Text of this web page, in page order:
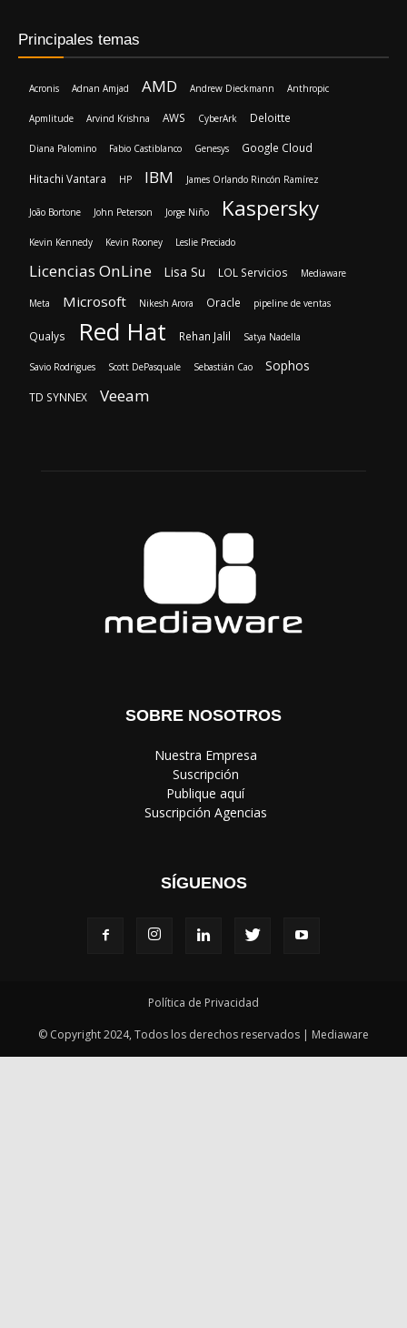
Principales temas
Acronis Adnan Amjad AMD Andrew Dieckmann Anthropic
Apmlitude Arvind Krishna AWS CyberArk Deloitte
Diana Palomino Fabio Castiblanco Genesys Google Cloud
Hitachi Vantara HP IBM James Orlando Rincón Ramírez
João Bortone John Peterson Jorge Niño Kaspersky
Kevin Kennedy Kevin Rooney Leslie Preciado
Licencias OnLine Lisa Su LOL Servicios Mediaware
Meta Microsoft Nikesh Arora Oracle pipeline de ventas
Qualys Red Hat Rehan Jalil Satya Nadella
Savio Rodrigues Scott DePasquale Sebastián Cao Sophos
TD SYNNEX Veeam
SOBRE NOSOTROS
‎ Nuestra Empresa
‎ Suscripción
‎ Publique aquí
‎ Suscripción Agencias
SÍGUENOS
Política de Privacidad
© Copyright 2024, Todos los derechos reservados | Mediaware